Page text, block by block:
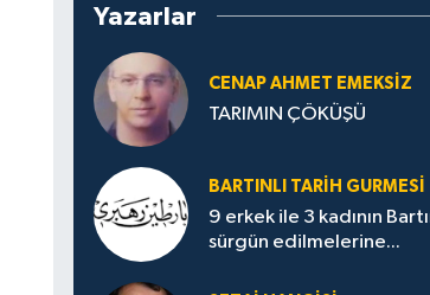
Yazarlar
CENAP AHMET EMEKSİZ
TARIMIN ÇÖKÜŞÜ
BARTINLI TARIH GURMESI
9 erkek ile 3 kadının
sürgün edilmelerine...